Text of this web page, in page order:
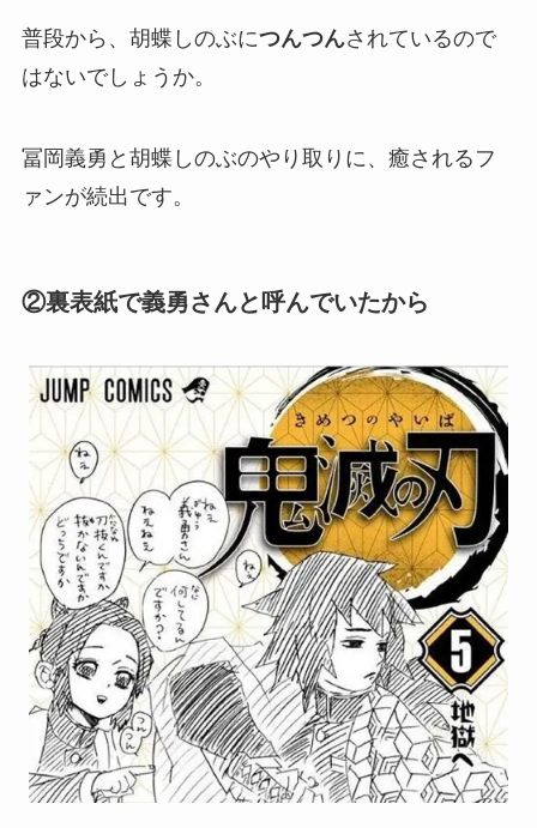
普段から、胡蝶しのぶにつんつんされているので
はないでしょうか。
冨岡義勇と胡蝶しのぶのやり取りに、癒されるフ
ァンが続出です。
②裏表紙で義勇さんと呼んでいたから